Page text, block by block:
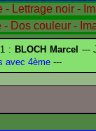
: BLOCH Marcel ---
avec 4ème ---